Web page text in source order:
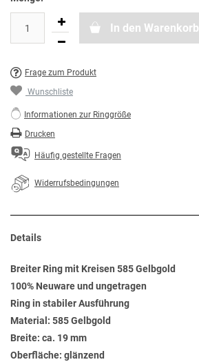
In den Warenkorb
Frage zum Produkt
Wunschliste
Informationen zur Ringgröße
Drucken
Häufig gestellte Fragen
Widerrufsbedingungen
Details
Breiter Ring mit Kreisen 585 Gelbgold
100% Neuware und ungetragen
Ring in stabiler Ausführung
Material: 585 Gelbgold
Breite: ca. 19 mm
Oberfläche: glänzend